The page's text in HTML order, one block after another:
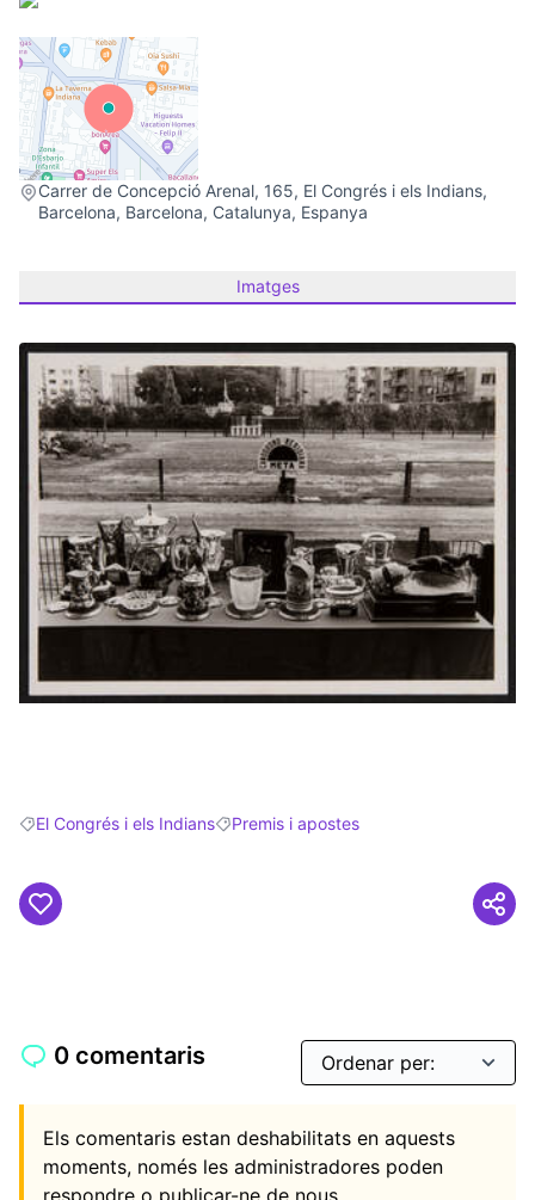
Carrer de Concepció Arenal, 165, El Congrés i els Indians,
Barcelona, Barcelona, Catalunya, Espanya
(Link externo)
Imatges
Resultats en filtrar per: El Congrés i els Indians
El Congrés i els IndiansResultats en filtrar per: Premis i apostes
Premis i apostes
0 comentaris
Els comentaris estan deshabilitats en aquests
moments, només les administradores poden
respondre o publicar-ne de nous.